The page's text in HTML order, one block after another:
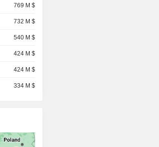
769 M $
732 M $
540 M $
424 M $
424 M $
334 M $